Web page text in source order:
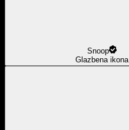
Snoop
Glazbena ikona